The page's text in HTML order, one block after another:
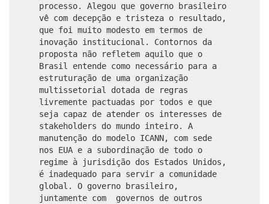
processo. Alegou que governo brasileiro
vê com decepção e tristeza o resultado,
que foi muito modesto em termos de
inovação institucional. Contornos da
proposta não refletem aquilo que o
Brasil entende como necessário para a
estruturação de uma organização
multissetorial dotada de regras
livremente pactuadas por todos e que
seja capaz de atender os interesses de
stakeholders do mundo inteiro. A
manutenção do modelo ICANN, com sede
nos EUA e a subordinação de todo o
regime à jurisdição dos Estados Unidos,
é inadequado para servir a comunidade
global. O governo brasileiro,
juntamente com governos de outros